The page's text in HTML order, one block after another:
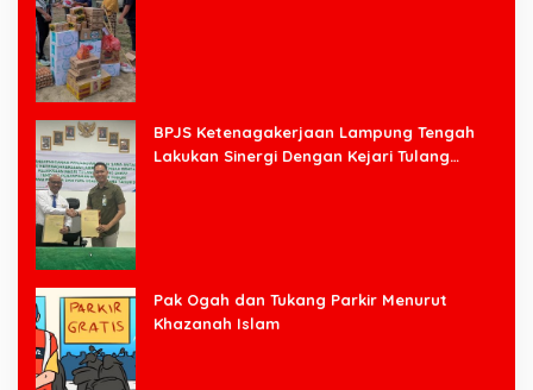
BPJS Ketenagakerjaan Lampung Tengah
Lakukan Sinergi Dengan Kejari Tulang
Pak Ogah dan Tukang Parkir Menurut
Khazanah Islam